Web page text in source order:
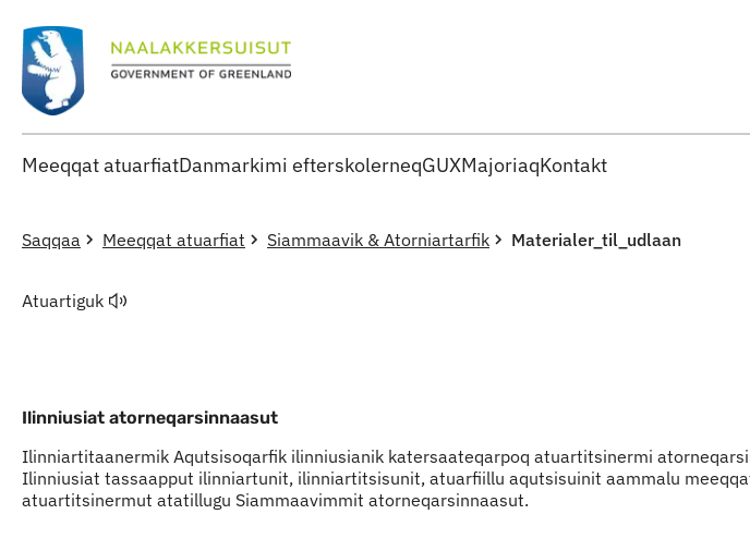
Meeqqat atuarfiatDanmarkimi efterskolerneqGUXMajoriaqKontakt
Saqqaa Meeqqat atuarfiat Siammaavik & Atorniartarfik Materialer_til_udlaan
Atuartiguk
Ilinniusiat atorneqarsinnaasut
Ilinniartitaanermik Aqutsisoqarfik ilinniusianik katersaateqarpoq atuartitsinermi
Ilinniusiat tassaapput ilinniartunit, ilinniartitsisunit, atuarfiillu aqutsisuinit aammalu
atuartitsinermut atatillugu Siammaavimmit atorneqarsinnaasut.